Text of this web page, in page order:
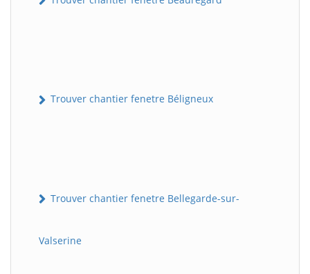
Trouver chantier fenetre Béligneux
Trouver chantier fenetre Bellegarde-sur-
Valserine